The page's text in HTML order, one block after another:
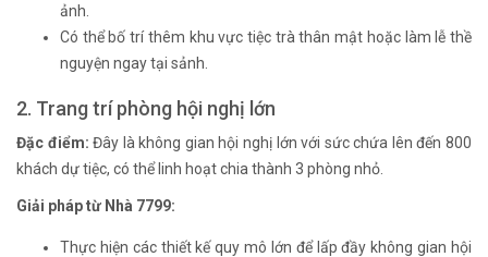
ảnh.
Có thể bố trí thêm khu vực tiệc trà thân mật hoặc làm lễ thề
nguyện ngay tại sảnh.
2. Trang trí phòng hội nghị lớn
Đặc điểm: Đây là không gian hội nghị lớn với sức chứa lên đến 800
khách dự tiệc, có thể linh hoạt chia thành 3 phòng nhỏ.
Giải pháp từ Nhà 7799:
Thực hiện các thiết kế quy mô lớn để lấp đầy không gian hội